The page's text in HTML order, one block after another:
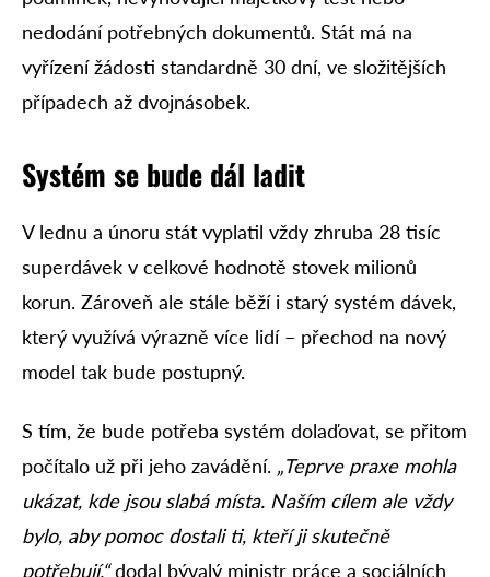
nedodání potřebných dokumentů. Stát má na
vyřízení žádosti standardně 30 dní, ve složitějších
případech až dvojnásobek.
Systém se bude dál ladit
V lednu a únoru stát vyplatil vždy zhruba 28 tisíc
superdávek v celkové hodnotě stovek milionů
korun. Zároveň ale stále běží i starý systém dávek,
který využívá výrazně více lidí – přechod na nový
model tak bude postupný.
S tím, že bude potřeba systém dolaďovat, se přitom
počítalo už při jeho zavádění. „Teprve praxe mohla
ukázat, kde jsou slabá místa. Naším cílem ale vždy
bylo, aby pomoc dostali ti, kteří ji skutečně
potřebují,“dodal bývalý ministr práce a sociálních